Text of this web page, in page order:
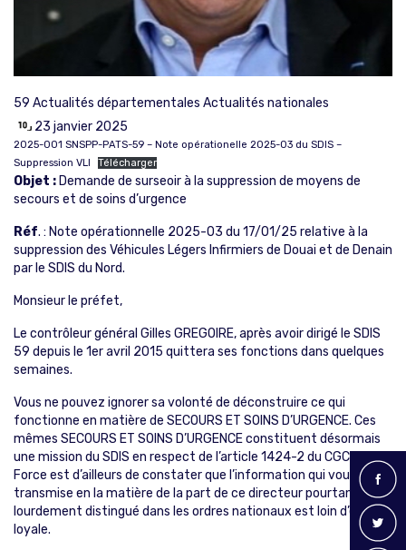
59 Actualités départementales Actualités nationales
23 janvier 2025
2025-001 SNSPP-PATS-59 – Note opérationelle 2025-03 du SDIS –
Suppression VLI
Télécharger
Objet : Demande de surseoir à la suppression de moyens de
secours et de soins d’urgence
Réf. : Note opérationnelle 2025-03 du 17/01/25 relative à la
suppression des Véhicules Légers Infirmiers de Douai et de Denain
par le SDIS du Nord.
‌Monsieur le préfet,
Le contrôleur général Gilles GREGOIRE, après avoir dirigé le SDIS
59 depuis le 1er avril 2015 quittera ses fonctions dans quelques
semaines.
Vous ne pouvez ignorer sa volonté de déconstruire ce qui
fonctionne en matière de SECOURS ET SOINS D’URGENCE. Ces
mêmes SECOURS ET SOINS D’URGENCE constituent désormais
une mission du SDIS en respect de l’article 1424-2 du CGCT.
Force est d’ailleurs de constater que l’information qui vous est
transmise en la matière de la part de ce directeur pourtant
lourdement distingué dans les ordres nationaux est loin d’être
loyale.